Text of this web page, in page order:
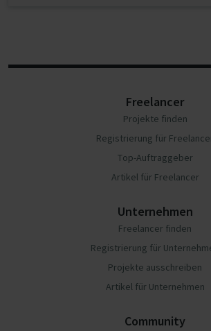
Freelancer
Projekte finden
Registrierung für
Top-Auftraggeber
Artikel für Freelancer
Unternehmen
Freelancer finden
Registrierung für
Projekte ausschreiben
Artikel für Unternehmen
Community